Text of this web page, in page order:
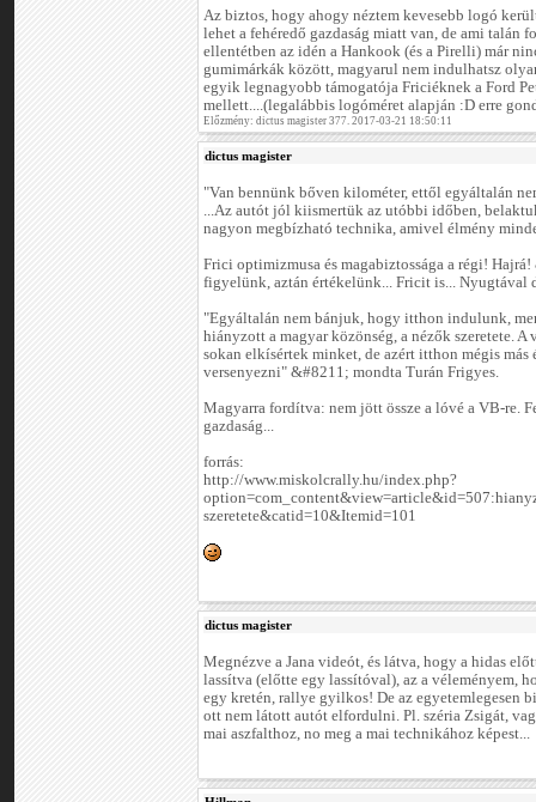
Az biztos, hogy ahogy néztem kevesebb logó
lehet a fehéredő gazdaság miatt van, de ami talán
ellentétben az idén a Hankook (és a Pirelli) már
gumimárkák között, magyarul nem indulhatsz
egyik legnagyobb támogatója Friciéknek a Ford
mellett....(legalábbis logóméret alapján :D erre
Előzmény: dictus magister 377. 2017-03-21 18:50:11
dictus magister
"Van bennünk bőven kilométer, ettől egyáltalán
...Az autót jól kiismertük az utóbbi időben,
nagyon megbízható technika, amivel élmény
Frici optimizmusa és magabiztossága a régi!
figyelünk, aztán értékelünk... Fricit is... Nyugtával
"Egyáltalán nem bánjuk, hogy itthon indulunk,
hiányzott a magyar közönség, a nézők szeretete. A
sokan elkísértek minket, de azért itthon mégis más
versenyezni" &#8211; mondta Turán Frigyes.
Magyarra fordítva: nem jött össze a lóvé a VB-re.
gazdaság...
forrás:
http://www.miskolcrally.hu/index.php?
szeretete&catid=10&Itemid=101
dictus magister
Megnézve a Jana videót, és látva, hogy a hidas
lassítva (előtte egy lassítóval), az a véleményem,
egy kretén, rallye gyilkos! De az egyetemlegesen
ott nem látott autót elfordulni. Pl. széria Zsigát,
mai aszfalthoz, no meg a mai technikához képest...